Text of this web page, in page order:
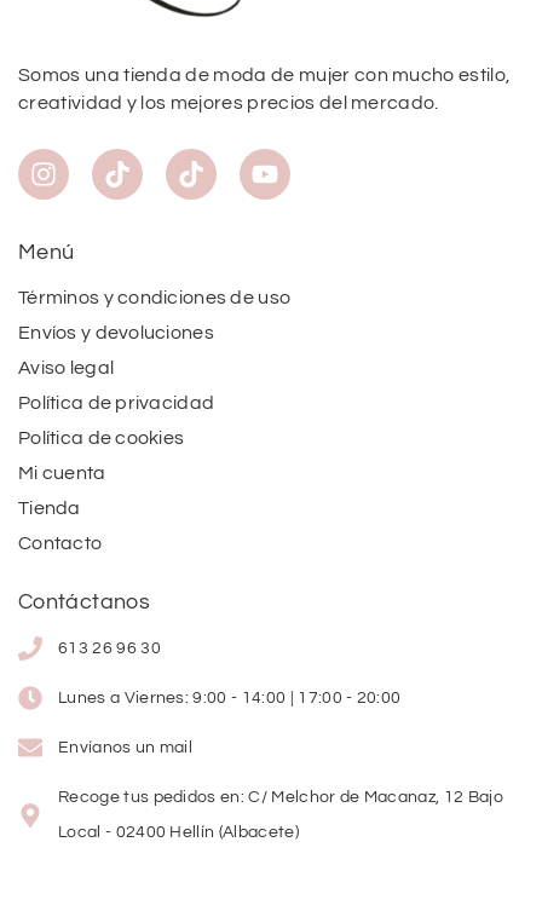
Somos una tienda de moda de mujer con mucho estilo,
creatividad y los mejores precios del mercado.
Menú
Términos y condiciones de uso
Envíos y devoluciones
Aviso legal
Política de privacidad
Política de cookies
Mi cuenta
Tienda
Contacto
Contáctanos
613 26 96 30
Lunes a Viernes: 9:00 - 14:00 | 17:00 - 20:00
Envíanos un mail
Recoge tus pedidos en: C/ Melchor de Macanaz, 12 Bajo
Local - 02400 Hellín (Albacete)